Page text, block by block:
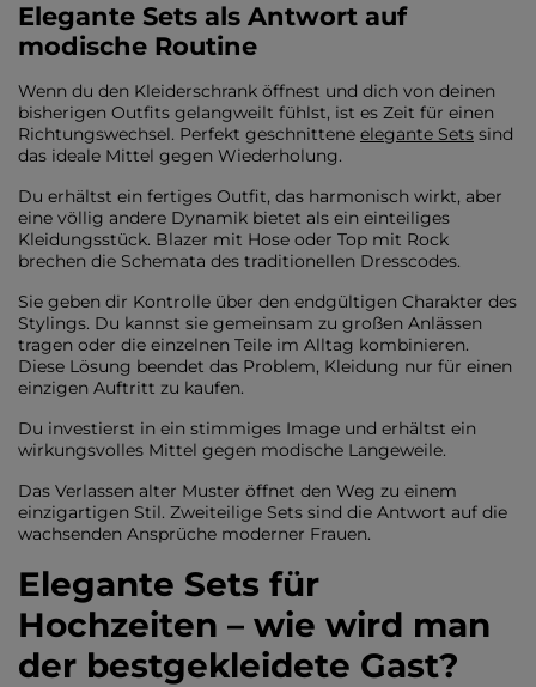
Elegante Sets als Antwort auf
modische Routine
Wenn du den Kleiderschrank öffnest und dich von deinen
bisherigen Outfits gelangweilt fühlst, ist es Zeit für einen
Richtungswechsel. Perfekt geschnittene elegante Sets sind
das ideale Mittel gegen Wiederholung.
Du erhältst ein fertiges Outfit, das harmonisch wirkt, aber
eine völlig andere Dynamik bietet als ein einteiliges
Kleidungsstück. Blazer mit Hose oder Top mit Rock
brechen die Schemata des traditionellen Dresscodes.
Sie geben dir Kontrolle über den endgültigen Charakter des
Stylings. Du kannst sie gemeinsam zu großen Anlässen
tragen oder die einzelnen Teile im Alltag kombinieren.
Diese Lösung beendet das Problem, Kleidung nur für einen
einzigen Auftritt zu kaufen.
Du investierst in ein stimmiges Image und erhältst ein
wirkungsvolles Mittel gegen modische Langeweile.
Das Verlassen alter Muster öffnet den Weg zu einem
einzigartigen Stil. Zweiteilige Sets sind die Antwort auf die
wachsenden Ansprüche moderner Frauen.
Elegante Sets für
Hochzeiten – wie wird man
der bestgekleidete Gast?